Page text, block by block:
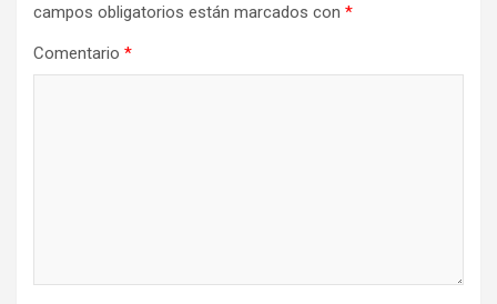
campos obligatorios están marcados con *
Comentario *